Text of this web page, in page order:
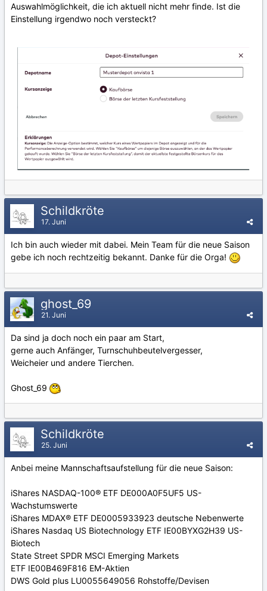
Auswahlmöglichkeit, die ich aktuell nicht mehr finde. Ist die
Einstellung irgendwo noch versteckt?
Schildkröte
17. Juni
Ich bin auch wieder mit dabei. Mein Team für die neue Saison
gebe ich noch rechtzeitig bekannt. Danke für die Orga!
ghost_69
21. Juni
Da sind ja doch noch ein paar am Start,
gerne auch Anfänger, Turnschuhbeutelvergesser,
Weicheier und andere Tierchen.
Ghost_69
Schildkröte
25. Juni
Anbei meine Mannschaftsaufstellung für die neue Saison:
iShares NASDAQ-100® ETF DE000A0F5UF5 US-
Wachstumswerte
iShares MDAX® ETF DE0005933923 deutsche Nebenwerte
iShares Nasdaq US Biotechnology ETF IE00BYXG2H39 US-
Biotech
State Street SPDR MSCI Emerging Markets
ETF IE00B469F816 EM-Aktien
DWS Gold plus LU0055649056 Rohstoffe/Devisen